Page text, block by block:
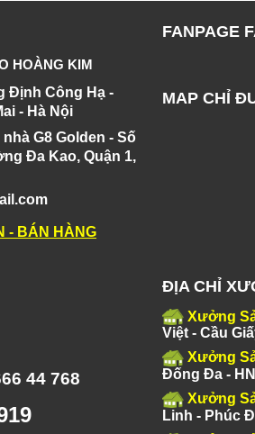
HOÀNG KIM
Định Công Hạ -
- Hà Nội
G8 Golden - Số
Đa Kao, Quận 1,
- BÁN HÀNG
44 768
FANPAGE
MAP CHỈ
ĐỊA CHỈ
Xưởng
Việt - Cầu
Xưởng
Đống Đa - HN
Xưởng
Linh - Phúc